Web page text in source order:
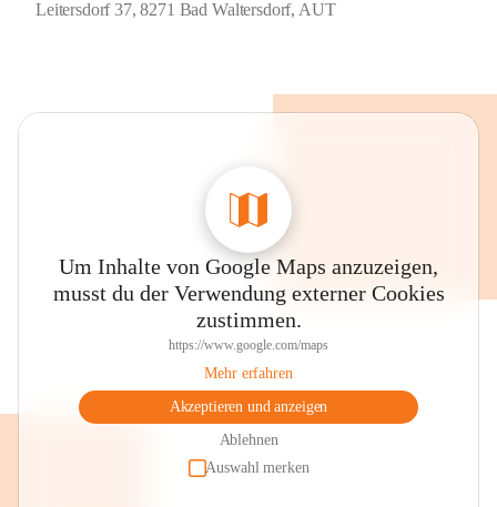
Leitersdorf 37, 8271 Bad Waltersdorf, AUT
Um Inhalte von Google Maps anzuzeigen,
musst du der Verwendung externer Cookies
zustimmen.
https://www.google.com/maps
Mehr erfahren
Akzeptieren und anzeigen
Ablehnen
Auswahl merken